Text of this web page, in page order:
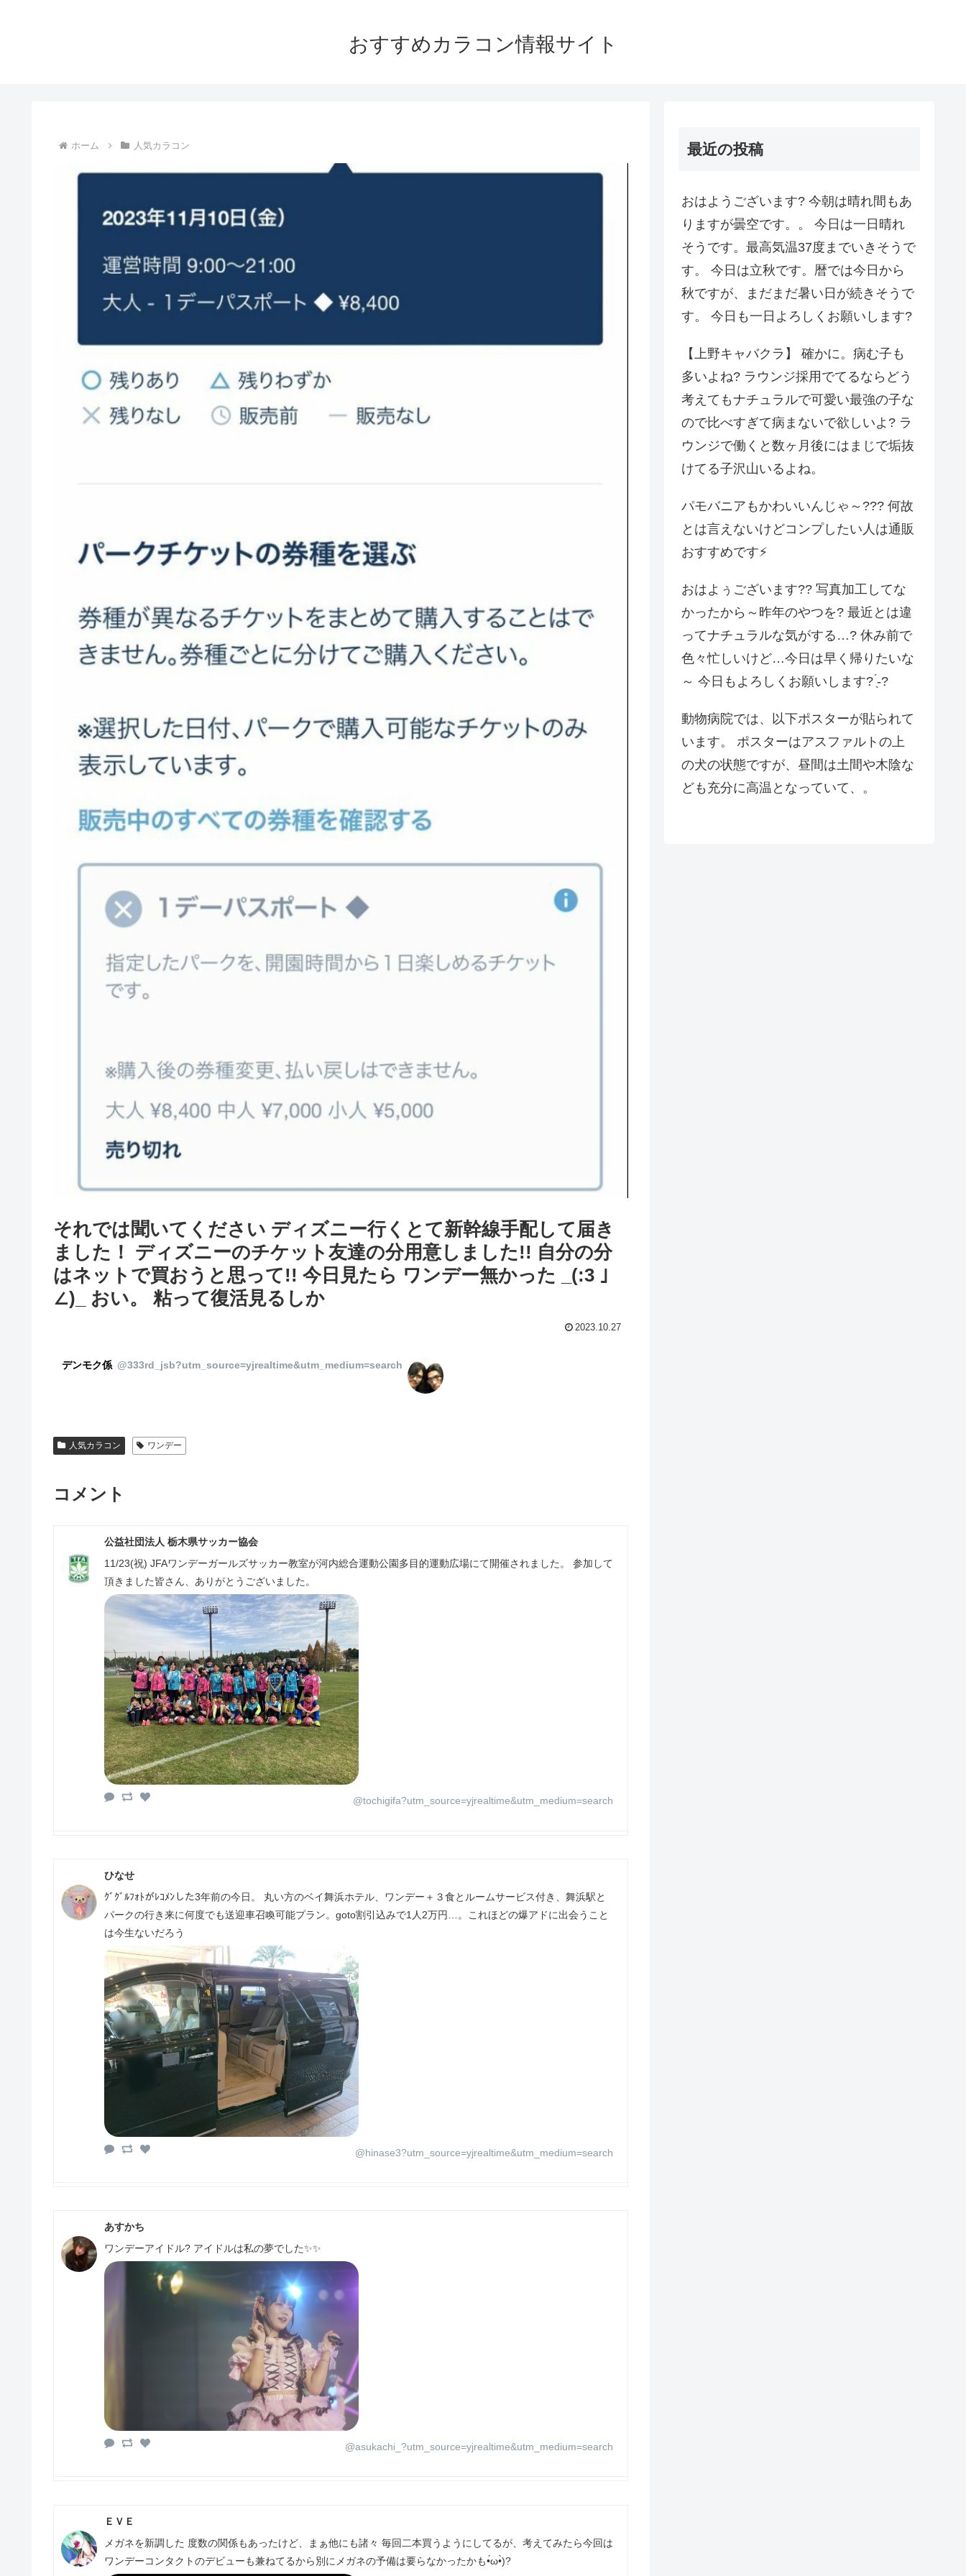
おすすめカラコン情報サイト
ホーム 人気カラコン
それでは聞いてください ディズニー行くとて新幹線手配して届き
ました！ ディズニーのチケット友達の分用意しました!! 自分の分
はネットで買おうと思って!! 今日見たら ワンデー無かった _(:3 ｣
∠)_ おい。 粘って復活見るしか
2023.10.27
デンモク係 @333rd_jsb?utm_source=yjrealtime&utm_medium=search
人気カラコン ワンデー
コメント
公益社団法人 栃木県サッカー協会
11/23(祝) JFAワンデーガールズサッカー教室が河内総合運動公園多目的運動広場にて開催されました。 参加して
頂きました皆さん、ありがとうございました。
@tochigifa?utm_source=yjrealtime&utm_medium=search
ひなせ
ｸﾞｸﾞﾙﾌｫﾄがﾚｺﾒﾝした3年前の今日。 丸い方のベイ舞浜ホテル、ワンデー＋３食とルームサービス付き、舞浜駅と
パークの行き来に何度でも送迎車召喚可能プラン。goto割引込みで1人2万円…。これほどの爆アドに出会うこと
は今生ないだろう
@hinase3?utm_source=yjrealtime&utm_medium=search
あすかち
ワンデーアイドル? アイドルは私の夢でした✨✨
@asukachi_?utm_source=yjrealtime&utm_medium=search
ＥＶＥ
メガネを新調した 度数の関係もあったけど、まぁ他にも諸々 毎回二本買うようにしてるが、考えてみたら今回は
ワンデーコンタクトのデビューも兼ねてるから別にメガネの予備は要らなかったかも•́ω•̀)?
最近の投稿
おはようございます? 今朝は晴れ間もあ
りますが曇空です。。 今日は一日晴れ
そうです。最高気温37度までいきそうで
す。 今日は立秋です。暦では今日から
秋ですが、まだまだ暑い日が続きそうで
す。 今日も一日よろしくお願いします?
【上野キャバクラ】 確かに。病む子も
多いよね? ラウンジ採用でてるならどう
考えてもナチュラルで可愛い最強の子な
ので比べすぎて病まないで欲しいよ? ラ
ウンジで働くと数ヶ月後にはまじで垢抜
けてる子沢山いるよね。
パモバニアもかわいいんじゃ～??? 何故
とは言えないけどコンプしたい人は通販
おすすめです⚡️
おはよぅございます?? 写真加工してな
かったから～昨年のやつを? 最近とは違
ってナチュラルな気がする…? 休み前で
色々忙しいけど…今日は早く帰りたいな
～ 今日もよろしくお願いします? ̖́-?
動物病院では、以下ポスターが貼られて
います。 ポスターはアスファルトの上
の犬の状態ですが、昼間は土間や木陰な
ども充分に高温となっていて、。